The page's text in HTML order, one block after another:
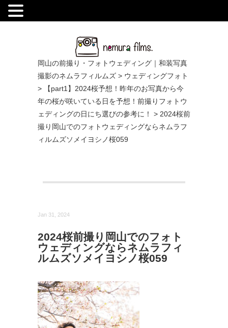
岡山の前撮り・フォトウェディング｜和装写真
撮影のネムラフィルムズ > ウェディングフォト
>
【part1】2024桜予想！昨年のお写真から今
年の桜が咲いている日を予想！前撮りフォトウ
ェディングの日にち選びの参考に！
> 2024桜前
撮り岡山でのフォトウェディングならネムラフ
ィルムズソメイヨシノ桜059
Jan 31, 2024
2024桜前撮り岡山でのフォト
ウェディングならネムラフィ
ルムズソメイヨシノ桜059